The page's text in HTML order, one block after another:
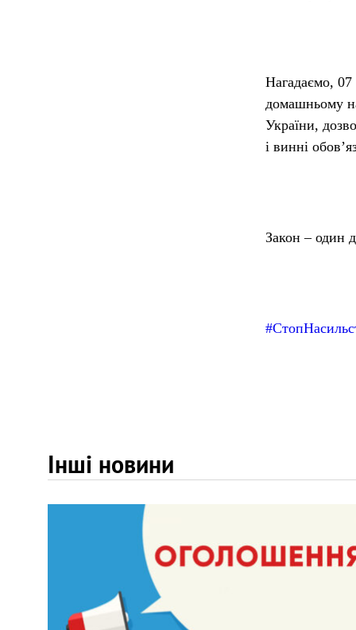
Нагадаємо, 07
домашньому
України,
і винні
Закон – один
Інші новини